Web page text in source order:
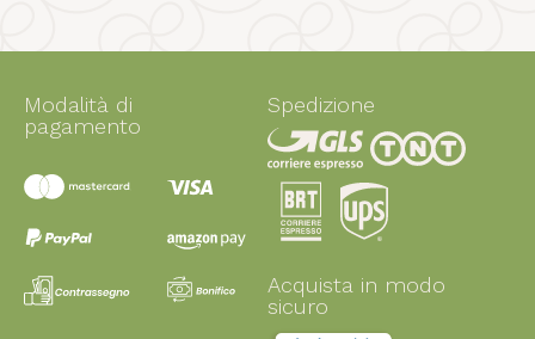
Modalità di
pagamento
Spedizione
Acquista in modo
sicuro